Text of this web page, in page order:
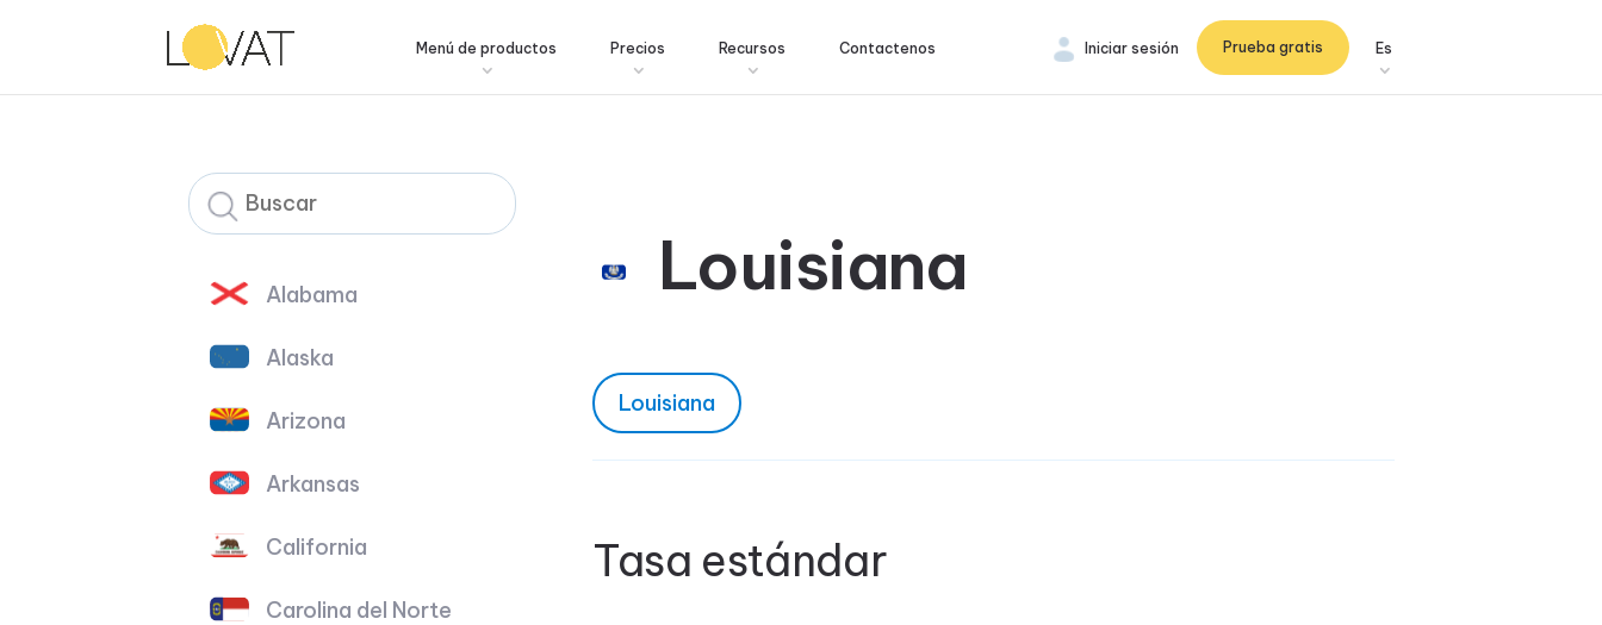
Menú de productos Precios Recursos Contactenos Es
Prueba gratis
Iniciar sesión
Alabama
Alaska
Arizona
Arkansas
California
Carolina del Norte
Louisiana
Louisiana
Tasa estándar